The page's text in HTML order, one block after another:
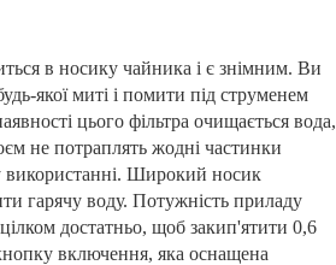
в носику чайника і є знімним. Ви
якої миті і помити під струменем
цього фільтра очищається вода,
не потраплять жодні частинки
використанні. Широкий носик
гарячу воду. Потужність приладу
достатньо, щоб закип'ятити 0,6
включення, яка оснащена